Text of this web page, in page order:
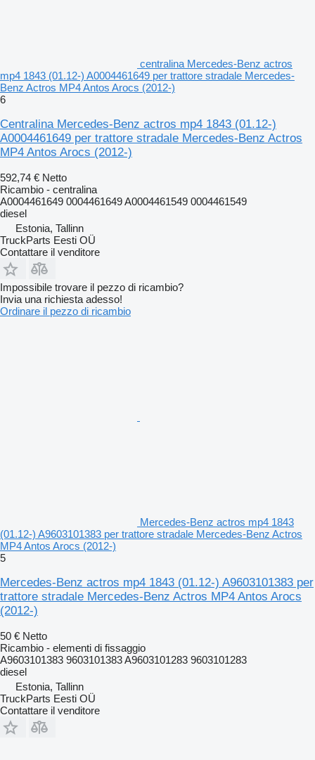
centralina Mercedes-Benz actros
mp4 1843 (01.12-) A0004461649 per trattore stradale Mercedes-
Benz Actros MP4 Antos Arocs (2012-)
6
Centralina Mercedes-Benz actros mp4 1843 (01.12-)
A0004461649 per trattore stradale Mercedes-Benz Actros
MP4 Antos Arocs (2012-)
592,74 € Netto
Ricambio - centralina
A0004461649 0004461649 A0004461549 0004461549
diesel
Estonia, Tallinn
TruckParts Eesti OÜ
Contattare il venditore
Impossibile trovare il pezzo di ricambio?
Invia una richiesta adesso!
Ordinare il pezzo di ricambio
Mercedes-Benz actros mp4 1843
(01.12-) A9603101383 per trattore stradale Mercedes-Benz Actros
MP4 Antos Arocs (2012-)
5
Mercedes-Benz actros mp4 1843 (01.12-) A9603101383 per
trattore stradale Mercedes-Benz Actros MP4 Antos Arocs
(2012-)
50 € Netto
Ricambio - elementi di fissaggio
A9603101383 9603101383 A9603101283 9603101283
diesel
Estonia, Tallinn
TruckParts Eesti OÜ
Contattare il venditore